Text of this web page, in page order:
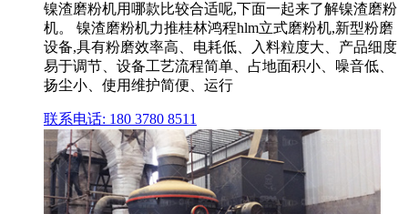
镍渣磨粉机用哪款比较合适呢,下面一起来了解镍渣磨粉
机。 镍渣磨粉机力推桂林鸿程hlm立式磨粉机,新型粉磨
设备,具有粉磨效率高、电耗低、入料粒度大、产品细度
易于调节、设备工艺流程简单、占地面积小、噪音低、
扬尘小、使用维护简便、运行
联系电话: 180 3780 8511